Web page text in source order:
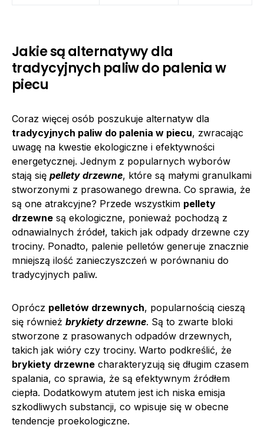
Jakie są alternatywy dla
tradycyjnych paliw do palenia w
piecu
Coraz więcej osób poszukuje alternatyw dla
tradycyjnych paliw do palenia w piecu, zwracając
uwagę na kwestie ekologiczne i efektywności
energetycznej. Jednym z popularnych wyborów
stają się pellety drzewne, które są małymi granulkami
stworzonymi z prasowanego drewna. Co sprawia, że
są one atrakcyjne? Przede wszystkim pellety
drzewne są ekologiczne, ponieważ pochodzą z
odnawialnych źródeł, takich jak odpady drzewne czy
trociny. Ponadto, palenie pelletów generuje znacznie
mniejszą ilość zanieczyszczeń w porównaniu do
tradycyjnych paliw.
Oprócz pelletów drzewnych, popularnością cieszą
się również brykiety drzewne. Są to zwarte bloki
stworzone z prasowanych odpadów drzewnych,
takich jak wióry czy trociny. Warto podkreślić, że
brykiety drzewne charakteryzują się długim czasem
spalania, co sprawia, że są efektywnym źródłem
ciepła. Dodatkowym atutem jest ich niska emisja
szkodliwych substancji, co wpisuje się w obecne
tendencje proekologiczne.